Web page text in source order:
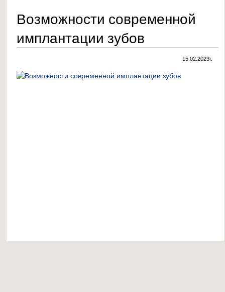
Возможности современной
имплантации зубов
15.02.2023г.